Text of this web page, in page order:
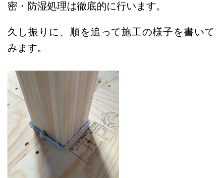
密・防湿処理は徹底的に行います。
久し振りに、順を追って施工の様子を書いて
みます。